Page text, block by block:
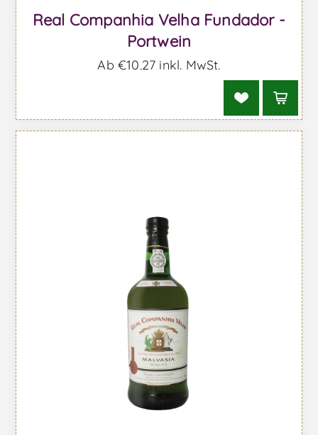
Real Companhia Velha Fundador -
Portwein
Ab €10,27 inkl. MwSt.